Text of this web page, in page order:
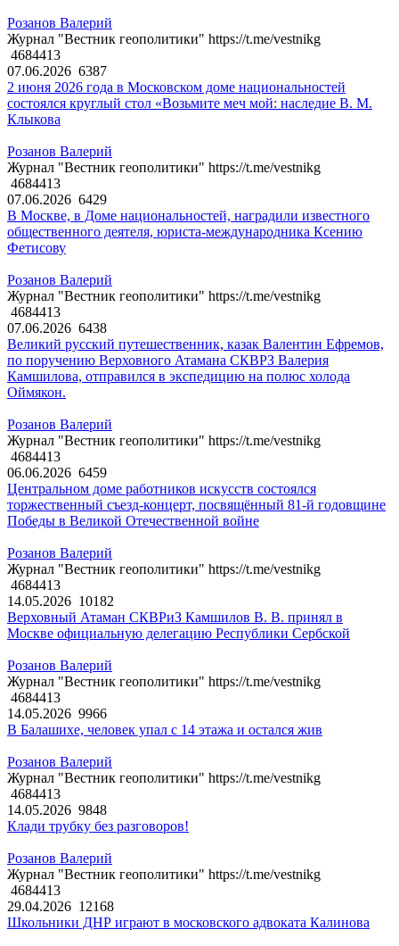
Розанов Валерий
Журнал "Вестник геополитики" https://t.me/vestnikg
4684413
07.06.2026 6387
2 июня 2026 года в Московском доме национальностей
состоялся круглый стол «Возьмите меч мой: наследие В. М.
Клыкова
Розанов Валерий
Журнал "Вестник геополитики" https://t.me/vestnikg
4684413
07.06.2026 6429
В Москве, в Доме национальностей, наградили известного
общественного деятеля, юриста-международника Ксению
Фетисову
Розанов Валерий
Журнал "Вестник геополитики" https://t.me/vestnikg
4684413
07.06.2026 6438
Великий русский путешественник, казак Валентин Ефремов,
по поручению Верховного Атамана СКВРЗ Валерия
Камшилова, отправился в экспедицию на полюс холода
Оймякон.
Розанов Валерий
Журнал "Вестник геополитики" https://t.me/vestnikg
4684413
06.06.2026 6459
Центральном доме работников искусств состоялся
торжественный съезд-концерт, посвящённый 81-й годовщине
Победы в Великой Отечественной войне
Розанов Валерий
Журнал "Вестник геополитики" https://t.me/vestnikg
4684413
14.05.2026 10182
Верховный Атаман СКВРиЗ Камшилов В. В. принял в
Москве официальную делегацию Республики Сербской
Розанов Валерий
Журнал "Вестник геополитики" https://t.me/vestnikg
4684413
14.05.2026 9966
В Балашихе, человек упал с 14 этажа и остался жив
Розанов Валерий
Журнал "Вестник геополитики" https://t.me/vestnikg
4684413
14.05.2026 9848
Клади трубку без разговоров!
Розанов Валерий
Журнал "Вестник геополитики" https://t.me/vestnikg
4684413
29.04.2026 12168
Школьники ДНР играют в московского адвоката Калинова